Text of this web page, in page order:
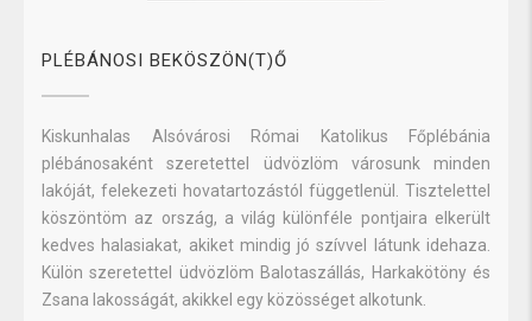
PLÉBÁNOSI BEKÖSZÖN(T)Ő
Kiskunhalas Alsóvárosi Római Katolikus Főplébánia
plébánosaként szeretettel üdvözlöm városunk minden
lakóját, felekezeti hovatartozástól függetlenül. Tisztelettel
köszöntöm az ország, a világ különféle pontjaira elkerült
kedves halasiakat, akiket mindig jó szívvel látunk idehaza.
Külön szeretettel üdvözlöm Balotaszállás, Harkakötöny és
Zsana lakosságát, akikkel egy közösséget alkotunk.